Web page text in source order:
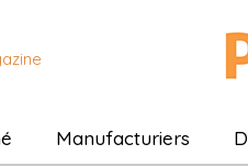
Manufacturiers